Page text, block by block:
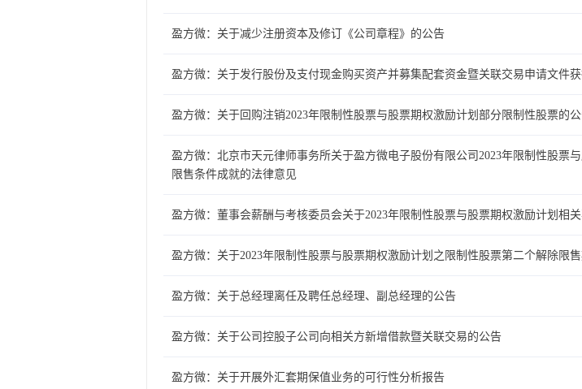
盈方微：关于减少注册资本及修订《公司章程》的公告
盈方微：关于发行股份及支付现金购买资产并募集配套资金暨关联交易申请文件
盈方微：关于回购注销2023年限制性股票与股票期权激励计划部分限制性股票的
盈方微：北京市天元律师事务所关于盈方微电子股份有限公司2023年限制性股票
限售条件成就的法律意见
盈方微：董事会薪酬与考核委员会关于2023年限制性股票与股票期权激励计划相
盈方微：关于2023年限制性股票与股票期权激励计划之限制性股票第二个解除限
盈方微：关于总经理离任及聘任总经理、副总经理的公告
盈方微：关于公司控股子公司向相关方新增借款暨关联交易的公告
盈方微：关于开展外汇套期保值业务的可行性分析报告